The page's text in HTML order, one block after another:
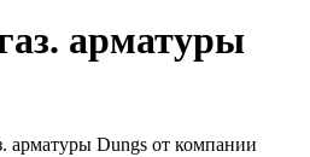
арматуры